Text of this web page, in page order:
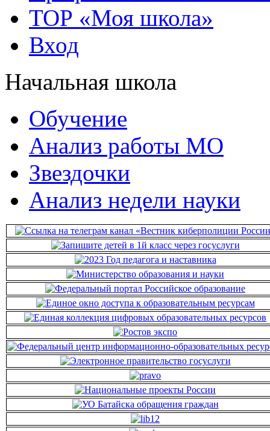
ТОР «Моя школа»
Вход
Начальная школа
Обучение
Анализ работы МО
Звездочки
Анализ недели науки